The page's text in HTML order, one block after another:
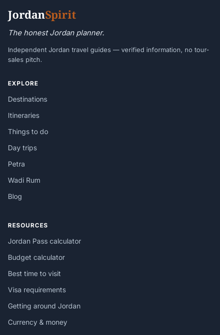
JordanSpirit
The honest Jordan planner.
Independent Jordan travel guides — verified information, no tour-
sales pitch.
EXPLORE
Destinations
Itineraries
Things to do
Day trips
Petra
Wadi Rum
Blog
RESOURCES
Jordan Pass calculator
Budget calculator
Best time to visit
Visa requirements
Getting around Jordan
Currency & money